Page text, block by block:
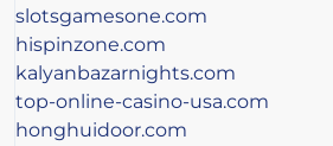
slotsgamesone.com
hispinzone.com
kalyanbazarnights.com
top-online-casino-usa.com
honghuidoor.com